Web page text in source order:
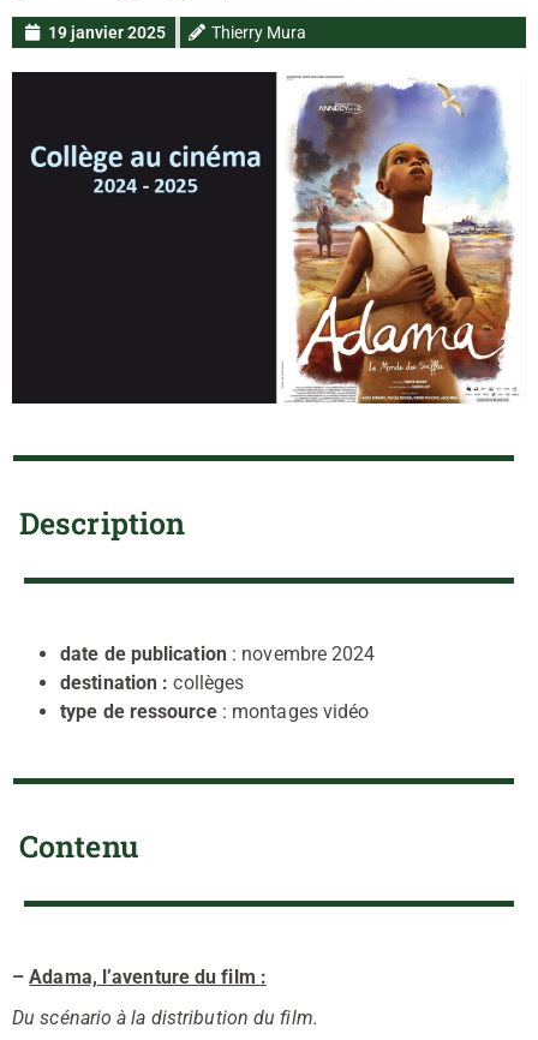
19 janvier 2025 Thierry Mura
Description
date de publication: novembre 2024
destination :collèges
type de ressource: montages vidéo
Contenu
–Adama, l’aventure du film :
Du scénario à la distribution du film.